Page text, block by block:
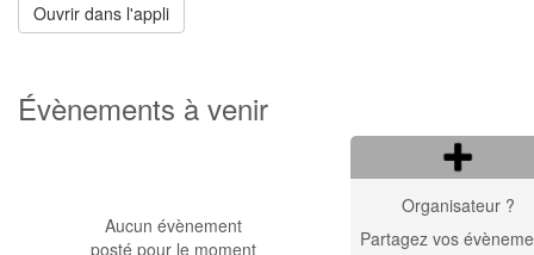
Ouvrir dans l'appli
Évènements à venir
Aucun évènement
posté pour le moment
Organisateur ?
Partagez vos